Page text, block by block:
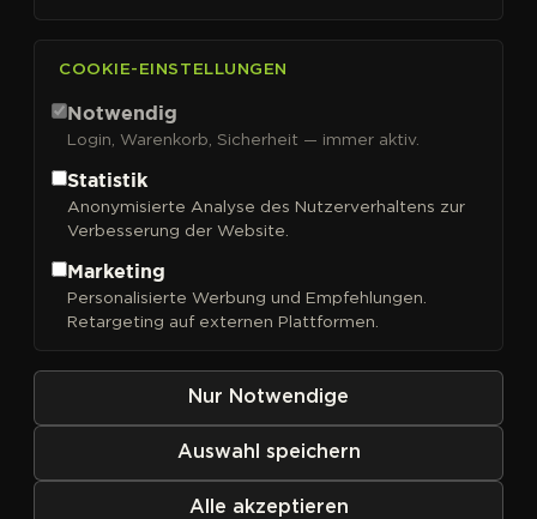
Kalashnikov Seeds
Sortieren nach
COOKIE-EINSTELLUNGEN
Notwendig
Login, Warenkorb, Sicherheit — immer aktiv.
Statistik
Anonymisierte Analyse des Nutzerverhaltens zur
Verbesserung der Website.
Marketing
Personalisierte Werbung und Empfehlungen.
Retargeting auf externen Plattformen.
Nur Notwendige
Auswahl speichern
Alle akzeptieren